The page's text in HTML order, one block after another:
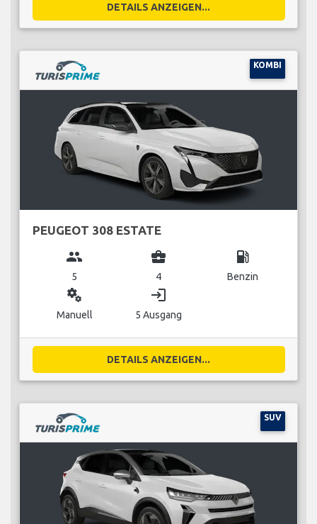
DETAILS ANZEIGEN...
KOMBI
PEUGEOT 308 ESTATE
group
5
business_center
4
local_gas_station
Benzin
miscellaneous_services
Manuell
login
5 Ausgang
DETAILS ANZEIGEN...
SUV